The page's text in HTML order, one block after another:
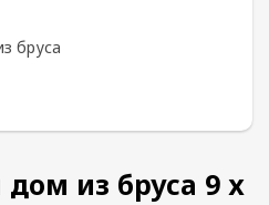
бруса
из бруса 9 х